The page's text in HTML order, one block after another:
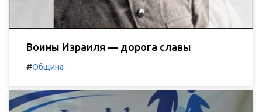
Воины Израиля — дорога славы
#Община